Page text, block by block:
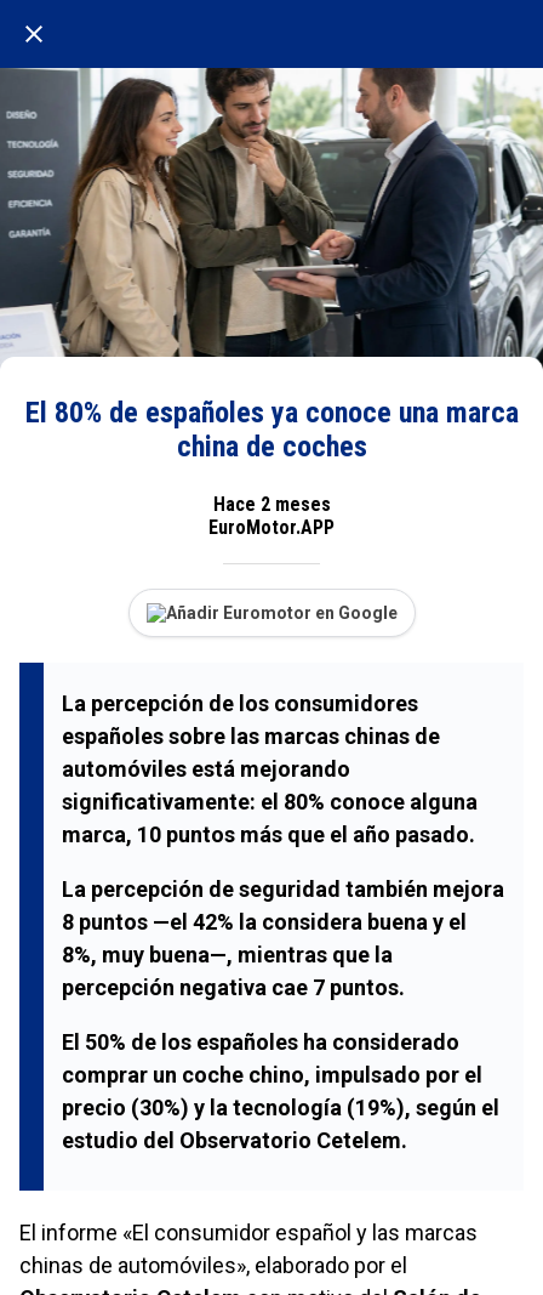
El 80% de españoles ya conoce una marca
china de coches
Hace 2 meses
EuroMotor.APP
Añadir Euromotor en Google
La percepción de los consumidores
españoles sobre las marcas chinas de
automóviles está mejorando
significativamente: el 80% conoce alguna
marca, 10 puntos más que el año pasado.
La percepción de seguridad también mejora
8 puntos —el 42% la considera buena y el
8%, muy buena—, mientras que la
percepción negativa cae 7 puntos.
El 50% de los españoles ha considerado
comprar un coche chino, impulsado por el
precio (30%) y la tecnología (19%), según el
estudio del Observatorio Cetelem.
El informe «El consumidor español y las marcas
chinas de automóviles», elaborado por el